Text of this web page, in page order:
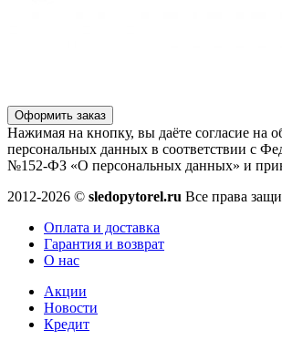
Оформить заказ
Нажимая на кнопку, вы даёте согласие на
персональных данных в соответствии с
№152-ФЗ «О персональных данных» и
2012-2026 © sledopytorel.ru Все права
Оплата и доставка
Гарантия и возврат
О нас
Акции
Новости
Кредит